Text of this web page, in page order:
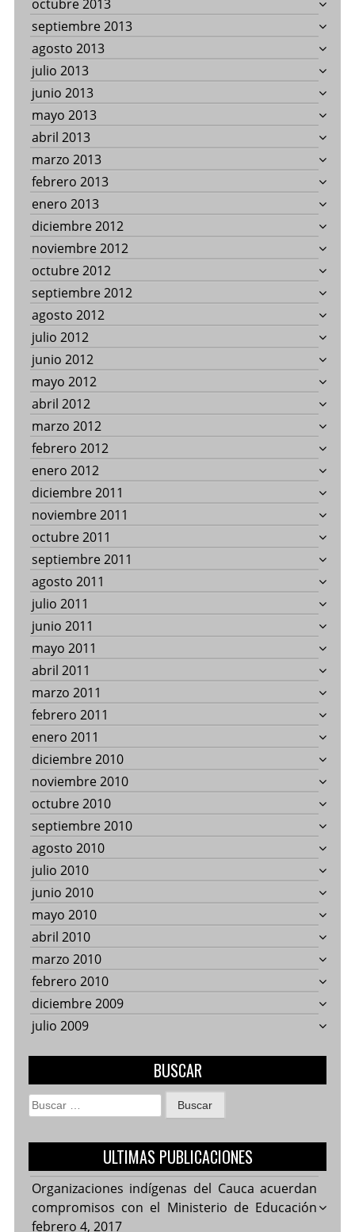
octubre 2013
septiembre 2013
agosto 2013
julio 2013
junio 2013
mayo 2013
abril 2013
marzo 2013
febrero 2013
enero 2013
diciembre 2012
noviembre 2012
octubre 2012
septiembre 2012
agosto 2012
julio 2012
junio 2012
mayo 2012
abril 2012
marzo 2012
febrero 2012
enero 2012
diciembre 2011
noviembre 2011
octubre 2011
septiembre 2011
agosto 2011
julio 2011
junio 2011
mayo 2011
abril 2011
marzo 2011
febrero 2011
enero 2011
diciembre 2010
noviembre 2010
octubre 2010
septiembre 2010
agosto 2010
julio 2010
junio 2010
mayo 2010
abril 2010
marzo 2010
febrero 2010
diciembre 2009
julio 2009
BUSCAR
Buscar:
ULTIMAS PUBLICACIONES
Organizaciones indígenas del Cauca acuerdan
compromisos con el Ministerio de Educación
febrero 4, 2017